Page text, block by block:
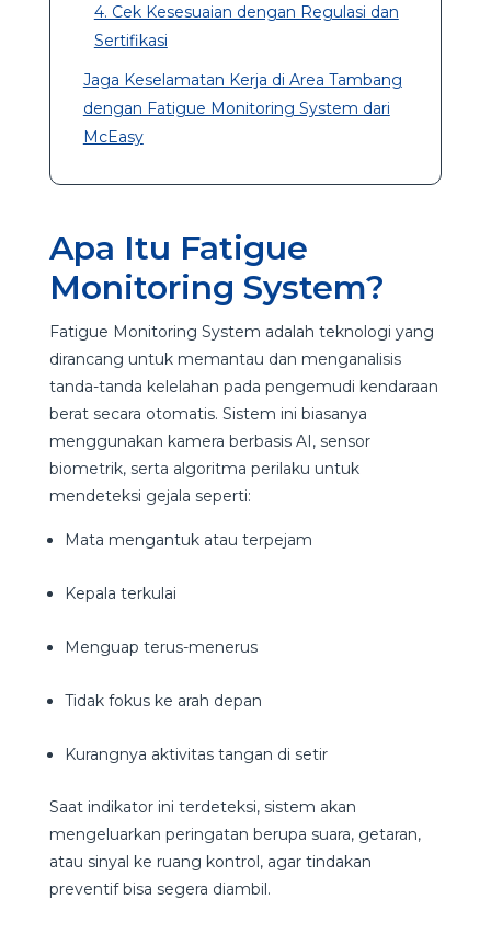
4. Cek Kesesuaian dengan Regulasi dan
Sertifikasi
Jaga Keselamatan Kerja di Area Tambang
dengan Fatigue Monitoring System dari
McEasy
Apa Itu Fatigue
Monitoring System?
Fatigue Monitoring System adalah teknologi yang
dirancang untuk memantau dan menganalisis
tanda-tanda kelelahan pada pengemudi kendaraan
berat secara otomatis. Sistem ini biasanya
menggunakan kamera berbasis AI, sensor
biometrik, serta algoritma perilaku untuk
mendeteksi gejala seperti:
Mata mengantuk atau terpejam
Kepala terkulai
Menguap terus-menerus
Tidak fokus ke arah depan
Kurangnya aktivitas tangan di setir
Saat indikator ini terdeteksi, sistem akan
mengeluarkan peringatan berupa suara, getaran,
atau sinyal ke ruang kontrol, agar tindakan
preventif bisa segera diambil.